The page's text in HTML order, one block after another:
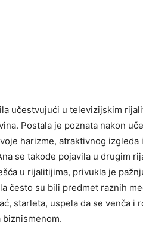
učestvujući u televizijskim
Postala je poznata nakon
harizme, atraktivnog izgleda
se takođe pojavila u drugim
u rijalitijima, privukla je
često su bili predmet raznih
starleta, uspela da se venča i
biznismenom.